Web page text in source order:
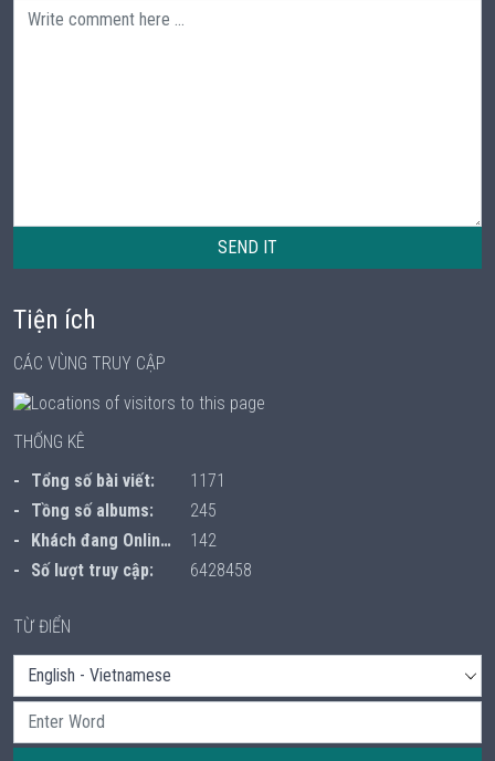
SEND IT
Tiện ích
CÁC VÙNG TRUY CẬP
THỐNG KÊ
Tổng số bài viết:
1171
Tồng số albums:
245
Khách đang Online:
142
Số lượt truy cập:
6428458
TỪ ĐIỂN